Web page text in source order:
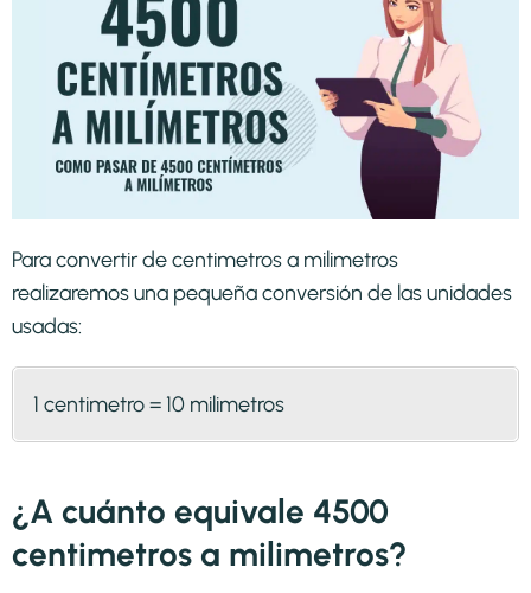
Para convertir de centimetros a milimetros
realizaremos una pequeña conversión de las unidades
usadas:
1 centimetro = 10 milimetros
¿A cuánto equivale 4500
centimetros a milimetros?